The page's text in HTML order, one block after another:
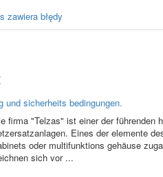
zawiera błędy
und sicherheits bedingungen.
firma "Telzas" ist einer der führenden
Eines der elemente
oder multifunktions gehäuse
sich vor ...